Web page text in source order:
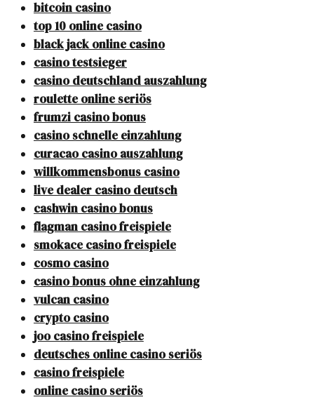
bitcoin casino
top 10 online casino
black jack online casino
casino testsieger
casino deutschland auszahlung
roulette online seriös
frumzi casino bonus
casino schnelle einzahlung
curacao casino auszahlung
willkommensbonus casino
live dealer casino deutsch
cashwin casino bonus
flagman casino freispiele
smokace casino freispiele
cosmo casino
casino bonus ohne einzahlung
vulcan casino
crypto casino
joo casino freispiele
deutsches online casino seriös
casino freispiele
online casino seriös